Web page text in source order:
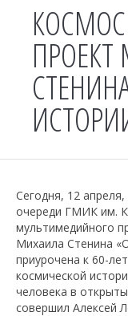
Сегодня, 12
очереди ГМИК им.
мультимедийного
Михаила Стенина
приурочена к 60-
космической
человека в
совершил Алексей